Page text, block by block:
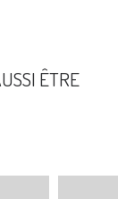
ÊTRE